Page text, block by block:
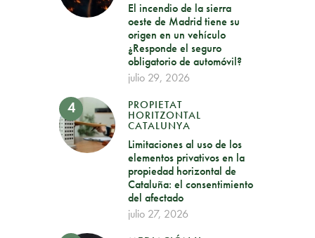
El incendio de la sierra
oeste de Madrid tiene su
origen en un vehículo
¿Responde el seguro
obligatorio de automóvil?
julio 29, 2026
PROPIETAT
HORITZONTAL
CATALUNYA
Limitaciones al uso de los
elementos privativos en la
propiedad horizontal de
Cataluña: el consentimiento
del afectado
julio 27, 2026